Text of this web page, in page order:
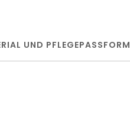
UND PFLEGEPASSFORM